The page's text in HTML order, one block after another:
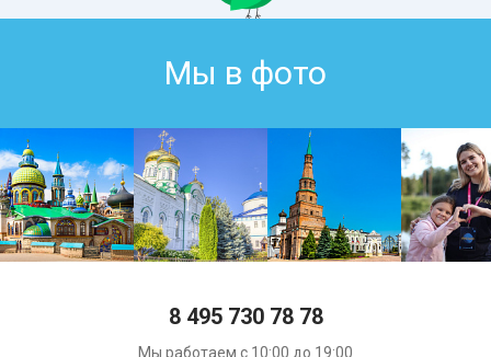
Мы в фото
8 495 730 78 78
Мы работаем с 10:00 до 19:00